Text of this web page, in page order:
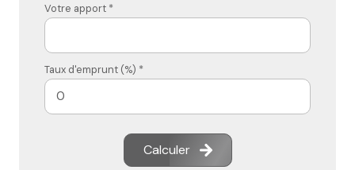
Votre apport *
Taux d'emprunt (%) *
Calculer